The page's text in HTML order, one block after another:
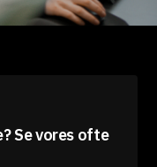
Se vores ofte